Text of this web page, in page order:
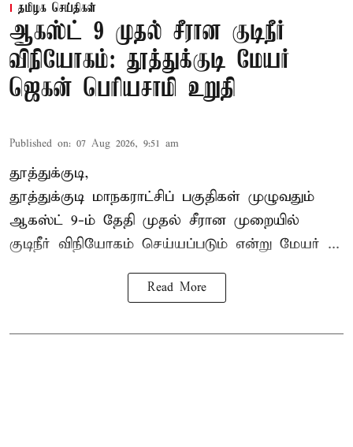
தமிழக செய்திகள்
ஆகஸ்ட் 9 முதல் சீரான குடிநீர்
விநியோகம்: தூத்துக்குடி மேயர்
ஜெகன் பெரியசாமி உறுதி
Published on: 07 Aug 2026, 9:51 am
தூத்துக்குடி,
தூத்துக்குடி மாநகராட்சிப் பகுதிகள் முழுவதும்
ஆகஸ்ட் 9-ம் தேதி முதல் சீரான முறையில்
குடிநீர் விநியோகம் செய்யப்படும் என்று மேயர் ...
Read More